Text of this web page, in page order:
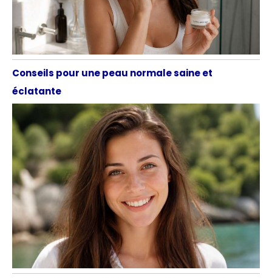
Conseils pour une peau normale saine et
éclatante